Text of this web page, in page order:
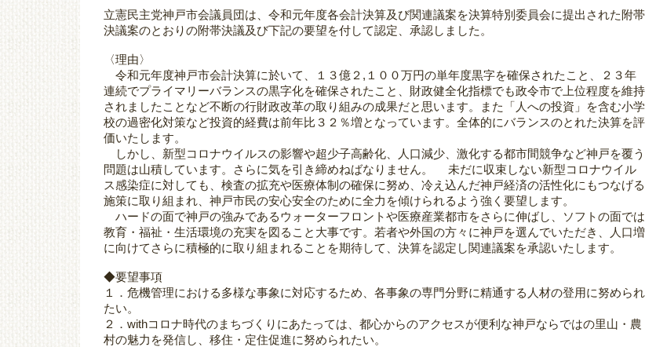
立憲民主党神戸市会議員団は、令和元年度各会計決算及び関連議案を決算特別委員会に提出された附帯
決議案のとおりの附帯決議及び下記の要望を付して認定、承認しました。
〈理由〉
令和元年度神戸市会計決算に於いて、１３億２,１００万円の単年度黒字を確保されたこと、２３年
連続でプライマリーバランスの黒字化を確保されたこと、財政健全化指標でも政令市で上位程度を維持
されましたことなど不断の行財政改革の取り組みの成果だと思います。また「人への投資」を含む小学
校の過密化対策など投資的経費は前年比３２％増となっています。全体的にバランスのとれた決算を評
価いたします。
しかし、新型コロナウイルスの影響や超少子高齢化、人口減少、激化する都市間競争など神戸を覆う
問題は山積しています。さらに気を引き締めねばなりません。 未だに収束しない新型コロナウイル
ス感染症に対しても、検査の拡充や医療体制の確保に努め、冷え込んだ神戸経済の活性化にもつなげる
施策に取り組まれ、神戸市民の安心安全のために全力を傾けられるよう強く要望します。
ハードの面で神戸の強みであるウォーターフロントや医療産業都市をさらに伸ばし、ソフトの面では
教育・福祉・生活環境の充実を図ること大事です。若者や外国の方々に神戸を選んでいただき、人口増
に向けてさらに積極的に取り組まれることを期待して、決算を認定し関連議案を承認いたします。
◆要望事項
１．危機管理における多様な事象に対応するため、各事象の専門分野に精通する人材の登用に努められ
たい。
２．withコロナ時代のまちづくりにあたっては、都心からのアクセスが便利な神戸ならではの里山・農
村の魅力を発信し、移住・定住促進に努められたい。